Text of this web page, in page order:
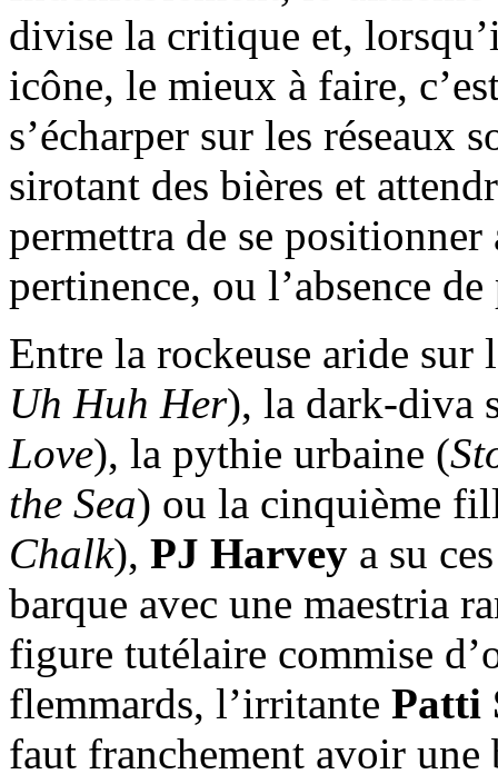
divise la critique et,
icône, le mieux à faire,
s’écharper sur les réseaux
sirotant des bières et
permettra de se
pertinence, ou l’absence
Entre la rockeuse aride
Uh Huh Her), la dark-diva
Love), la pythie urbaine (
the Sea) ou la cinquième
Chalk), PJ Harvey a su
barque avec une maestria
figure tutélaire commise
flemmards, l’irritante Patti
faut franchement avoir une